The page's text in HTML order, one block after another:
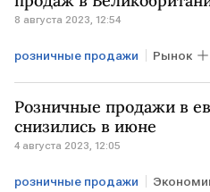
8 августа 2023, 12:54
розничные продажи Рынок
ВЕЛИКОБРИТАНИЯ фунт
Розничные продажи в
снизились в июне
4 августа 2023, 12:05
розничные продажи